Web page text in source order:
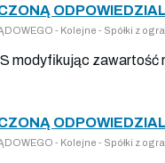
- Kolejne - Spółki z
modyfikując zawartość
- Kolejne - Spółki z